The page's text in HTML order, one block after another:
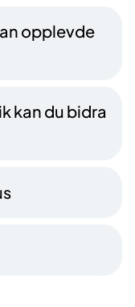
opplevde
kan du bidra